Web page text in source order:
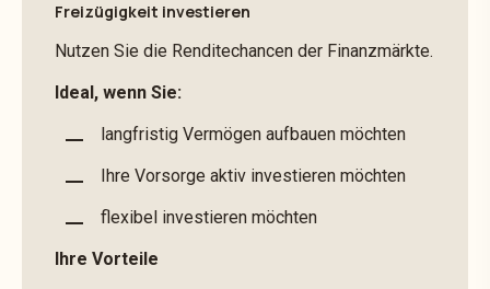
Freizügigkeit investieren
Nutzen Sie die Renditechancen der Finanzmärkte.
Ideal, wenn Sie:
langfristig Vermögen aufbauen möchten
Ihre Vorsorge aktiv investieren möchten
flexibel investieren möchten
Ihre Vorteile